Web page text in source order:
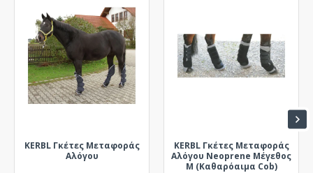
KERBL Γκέτες Μεταφοράς
Αλόγου
KERBL Γκέτες Μεταφοράς
Αλόγου Neoprene Μέγεθος
Μ (Καθαρόαιμα Cob)